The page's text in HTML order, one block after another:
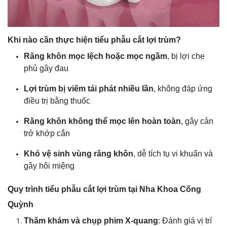
Khi nào cần thực hiện tiểu phẫu cắt lợi trùm?
Răng khôn mọc lệch hoặc mọc ngầm, bị lợi che
phủ gây đau
Lợi trùm bị viêm tái phát nhiều lần, không đáp ứng
điều trị bằng thuốc
Răng khôn không thể mọc lên hoàn toàn, gây cản
trở khớp cắn
Khó vệ sinh vùng răng khôn, dễ tích tụ vi khuẩn và
gây hôi miệng
Quy trình tiểu phẫu cắt lợi trùm tại Nha Khoa Cống
Quỳnh
Thăm khám và chụp phim X-quang: Đánh giá vị trí